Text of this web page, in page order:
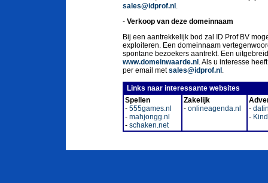
sales@idprof.nl .
- Verkoop van deze domeinnaam
Bij een aantrekkelijk bod zal ID Prof BV
exploiteren. Een domeinnaam
spontane bezoekers aantrekt. Een
www.domeinwaarde.nl . Als u interesse
per email metsales@idprof.nl .
Links naar interessante websites
Spellen
- 555games.nl
- mahjongg.nl
- schaken.net
Zakelijk
- onlineagenda.nl
-
-